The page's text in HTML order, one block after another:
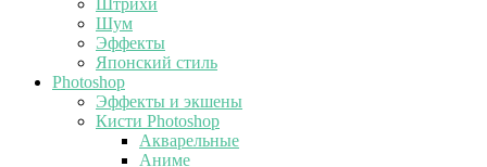
Штрихи
Шум
Эффекты
Японский стиль
Photoshop
Эффекты и экшены
Кисти Photoshop
Акварельные
Аниме